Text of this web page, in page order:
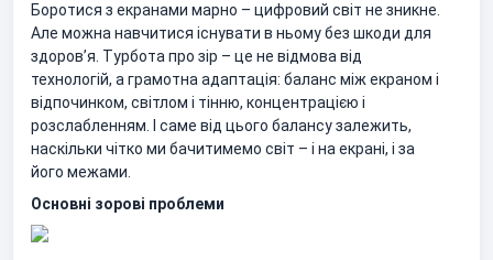
Боротися з екранами марно – цифровий світ не зникне.
Але можна навчитися існувати в ньому без шкоди для
здоровʼя. Турбота про зір – це не відмова від
технологій, а грамотна адаптація: баланс між екраном і
відпочинком, світлом і тінню, концентрацією і
розслабленням. І саме від цього балансу залежить,
наскільки чітко ми бачитимемо світ – і на екрані, і за
його межами.
Основні зорові проблеми